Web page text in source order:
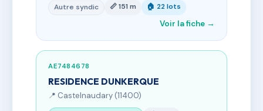
Autre syndic 📏 151 m 🏠 22 lots
Voir la fiche →
AE7484678
RESIDENCE DUNKERQUE
📍 Castelnaudary (11400)